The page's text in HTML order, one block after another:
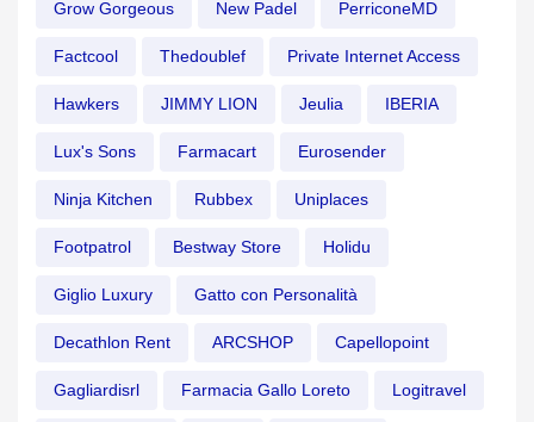
Grow Gorgeous New Padel PerriconeMD
Factcool Thedoublef Private Internet Access
Hawkers JIMMY LION Jeulia IBERIA
Lux's Sons Farmacart Eurosender
Ninja Kitchen Rubbex Uniplaces
Footpatrol Bestway Store Holidu
Giglio Luxury Gatto con Personalità
Decathlon Rent ARCSHOP Capellopoint
Gagliardisrl Farmacia Gallo Loreto Logitravel